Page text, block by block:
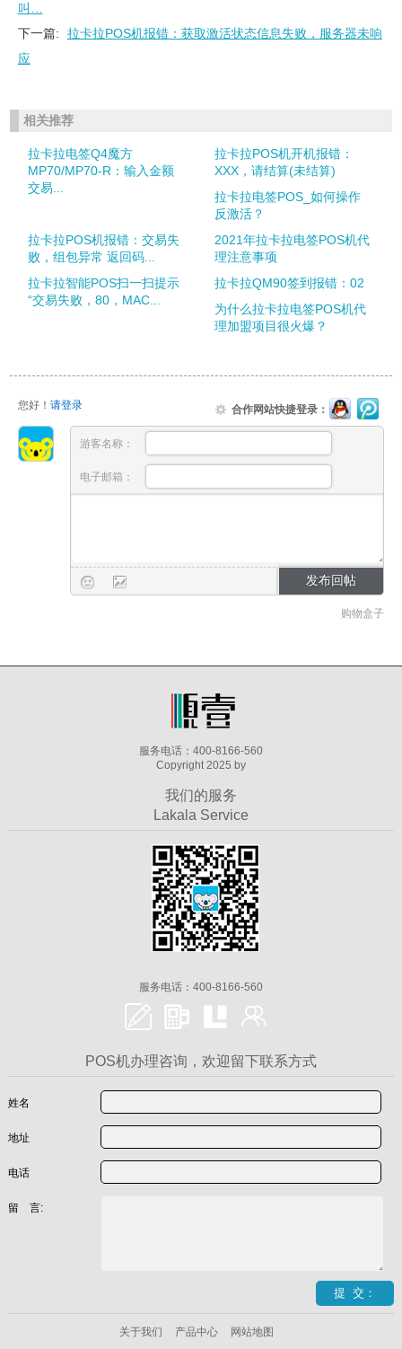
叫…
下一篇:
拉卡拉POS机报错：获取激活状态信息失败，服务器未响
应
相关推荐
拉卡拉电签Q4魔方
MP70/MP70-R：输入金额
交易...
拉卡拉POS机开机报错：
XXX，请结算(未结算)
拉卡拉电签POS_如何操作
反激活？
拉卡拉POS机报错：交易失
败，组包异常 返回码...
2021年拉卡拉电签POS机代
理注意事项
拉卡拉智能POS扫一扫提示
“交易失败，80，MAC...
拉卡拉QM90签到报错：02
为什么拉卡拉电签POS机代
理加盟项目很火爆？
您好！ 请登录 合作网站快捷登录：
游客名称：
电子邮箱：
购物盒子
服务电话：400-8166-560
Copyright 2025 by
我们的服务
Lakala Service
服务电话：400-8166-560
POS机办理咨询，欢迎留下联系方式
姓名
地址
电话
留 言:
关于我们 产品中心 网站地图